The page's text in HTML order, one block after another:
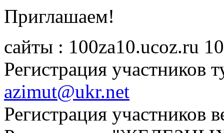
Приглашаем!
сайты : 100za10.ucoz.ru
Регистрация участников
azimut@ukr.net
Регистрация участников